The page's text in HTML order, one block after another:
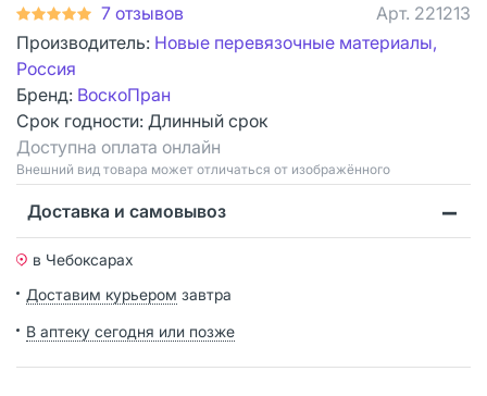
7 отзывов Арт. 221213
Производитель: Новые перевязочные материалы,
Россия
Бренд: ВоскоПран
Срок годности: Длинный срок
Доступна оплата онлайн
Bнешний вид товара может отличаться от изображённого
Доставка и самовывоз
в Чебоксарах
Доставим курьером завтра
В аптеку сегодня или позже